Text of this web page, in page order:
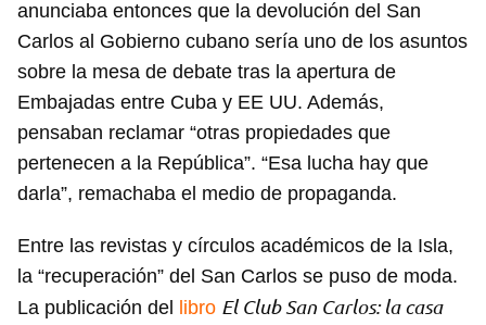
anunciaba entonces que la devolución del San
Carlos al Gobierno cubano sería uno de los asuntos
sobre la mesa de debate tras la apertura de
Embajadas entre Cuba y EE UU. Además,
pensaban reclamar “otras propiedades que
pertenecen a la República”. “Esa lucha hay que
darla”, remachaba el medio de propaganda.
Entre las revistas y círculos académicos de la Isla,
la “recuperación” del San Carlos se puso de moda.
La publicación del
libro El Club San Carlos: la casa